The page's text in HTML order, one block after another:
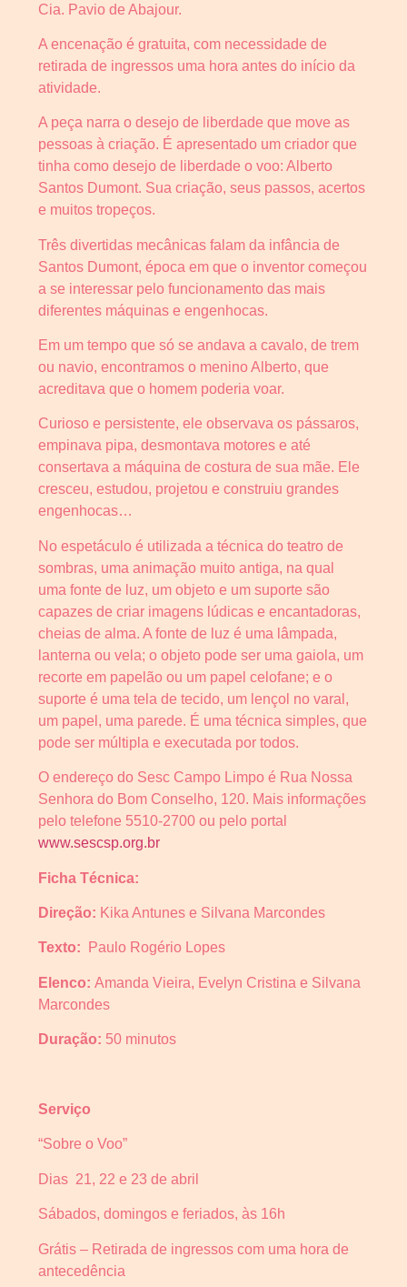
Cia. Pavio de Abajour.
A encenação é gratuita, com necessidade de
retirada de ingressos uma hora antes do início da
atividade.
A peça narra o desejo de liberdade que move as
pessoas à criação. É apresentado um criador que
tinha como desejo de liberdade o voo: Alberto
Santos Dumont. Sua criação, seus passos, acertos
e muitos tropeços.
Três divertidas mecânicas falam da infância de
Santos Dumont, época em que o inventor começou
a se interessar pelo funcionamento das mais
diferentes máquinas e engenhocas.
Em um tempo que só se andava a cavalo, de trem
ou navio, encontramos o menino Alberto, que
acreditava que o homem poderia voar.
Curioso e persistente, ele observava os pássaros,
empinava pipa, desmontava motores e até
consertava a máquina de costura de sua mãe. Ele
cresceu, estudou, projetou e construiu grandes
engenhocas…
No espetáculo é utilizada a técnica do teatro de
sombras, uma animação muito antiga, na qual
uma fonte de luz, um objeto e um suporte são
capazes de criar imagens lúdicas e encantadoras,
cheias de alma. A fonte de luz é uma lâmpada,
lanterna ou vela; o objeto pode ser uma gaiola, um
recorte em papelão ou um papel celofane; e o
suporte é uma tela de tecido, um lençol no varal,
um papel, uma parede. É uma técnica simples, que
pode ser múltipla e executada por todos.
O endereço do Sesc Campo Limpo é Rua Nossa
Senhora do Bom Conselho, 120. Mais informações
pelo telefone 5510-2700 ou pelo portal
www.sescsp.org.br
Ficha Técnica:
Direção: Kika Antunes e Silvana Marcondes
Texto: Paulo Rogério Lopes
Elenco: Amanda Vieira, Evelyn Cristina e Silvana
Marcondes
Duração: 50 minutos
Serviço
“Sobre o Voo”
Dias 21, 22 e 23 de abril
Sábados, domingos e feriados, às 16h
Grátis – Retirada de ingressos com uma hora de
antecedência